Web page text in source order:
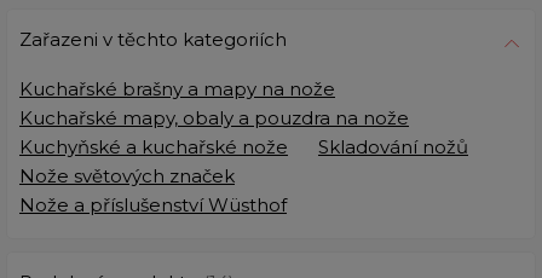
Zařazeni v těchto kategoriích
Kuchařské brašny a mapy na nože
Kuchařské mapy, obaly a pouzdra na nože
Kuchyňské a kuchařské nože
Skladování nožů
Nože světových značek
Nože a příslušenství Wüsthof